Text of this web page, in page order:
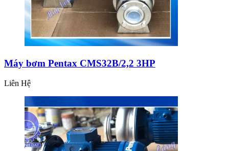
Máy bơm Pentax CMS32B/2,2 3HP
Liên Hệ